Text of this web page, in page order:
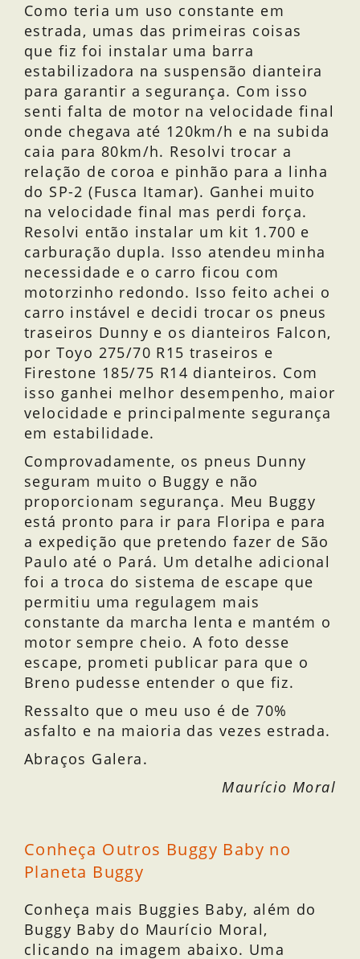
Como teria um uso constante em
estrada, umas das primeiras coisas
que fiz foi instalar uma barra
estabilizadora na suspensão dianteira
para garantir a segurança. Com isso
senti falta de motor na velocidade final
onde chegava até 120km/h e na subida
caia para 80km/h. Resolvi trocar a
relação de coroa e pinhão para a linha
do SP-2 (Fusca Itamar). Ganhei muito
na velocidade final mas perdi força.
Resolvi então instalar um kit 1.700 e
carburação dupla. Isso atendeu minha
necessidade e o carro ficou com
motorzinho redondo. Isso feito achei o
carro instável e decidi trocar os pneus
traseiros Dunny e os dianteiros Falcon,
por Toyo 275/70 R15 traseiros e
Firestone 185/75 R14 dianteiros. Com
isso ganhei melhor desempenho, maior
velocidade e principalmente segurança
em estabilidade.
Comprovadamente, os pneus Dunny
seguram muito o Buggy e não
proporcionam segurança. Meu Buggy
está pronto para ir para Floripa e para
a expedição que pretendo fazer de São
Paulo até o Pará. Um detalhe adicional
foi a troca do sistema de escape que
permitiu uma regulagem mais
constante da marcha lenta e mantém o
motor sempre cheio. A foto desse
escape, prometi publicar para que o
Breno pudesse entender o que fiz.
Ressalto que o meu uso é de 70%
asfalto e na maioria das vezes estrada.
Abraços Galera.
Maurício Moral
Conheça Outros Buggy Baby no
Planeta Buggy
Conheça mais Buggies Baby, além do
Buggy Baby do Maurício Moral,
clicando na imagem abaixo. Uma